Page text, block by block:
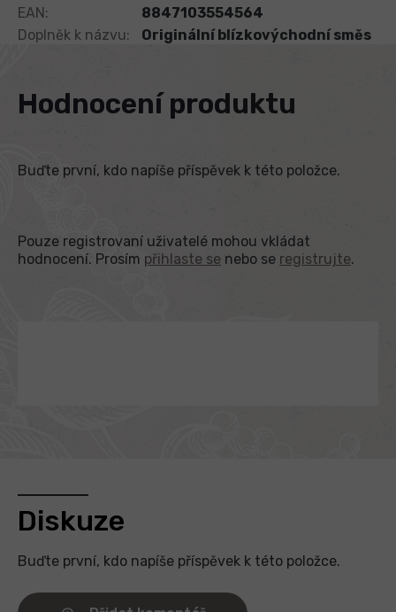
EAN:
8847103554564
Doplněk k názvu: Originální blízkovýchodní směs
Hodnocení produktu
Buďte první, kdo napíše příspěvek k této položce.
Pouze registrovaní uživatelé mohou vkládat
hodnocení. Prosím přihlaste se nebo se registrujte.
Diskuze
Buďte první, kdo napíše příspěvek k této položce.